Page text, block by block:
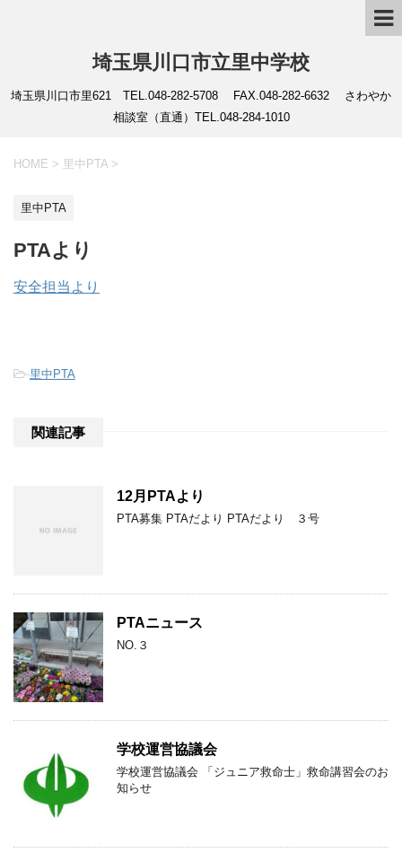
埼玉県川口市立里中学校
埼玉県川口市里621 TEL.048-282-5708 FAX.048-282-6632 さわやか
相談室（直通）TEL.048-284-1010
HOME > 里中PTA >
里中PTA
PTAより
安全担当より
-里中PTA
関連記事
12月PTAより
PTA募集 PTAだより PTAだより ３号
PTAニュース
NO.３
学校運営協議会
学校運営協議会 「ジュニア救命士」救命講習会のお
知らせ